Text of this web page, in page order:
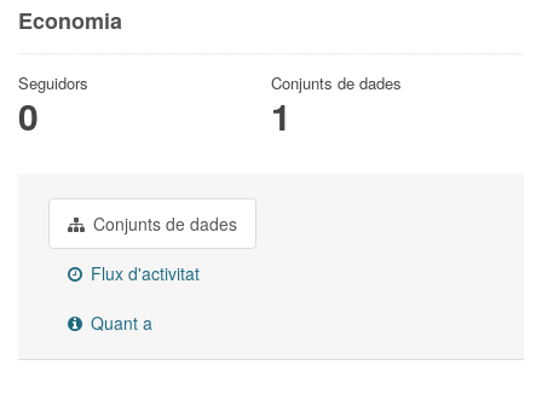
Economia
Seguidors
0
Conjunts de dades
1
Conjunts de dades
Flux d'activitat
Quant a